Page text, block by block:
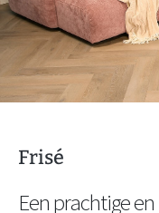
Frisé
Een prachtige en